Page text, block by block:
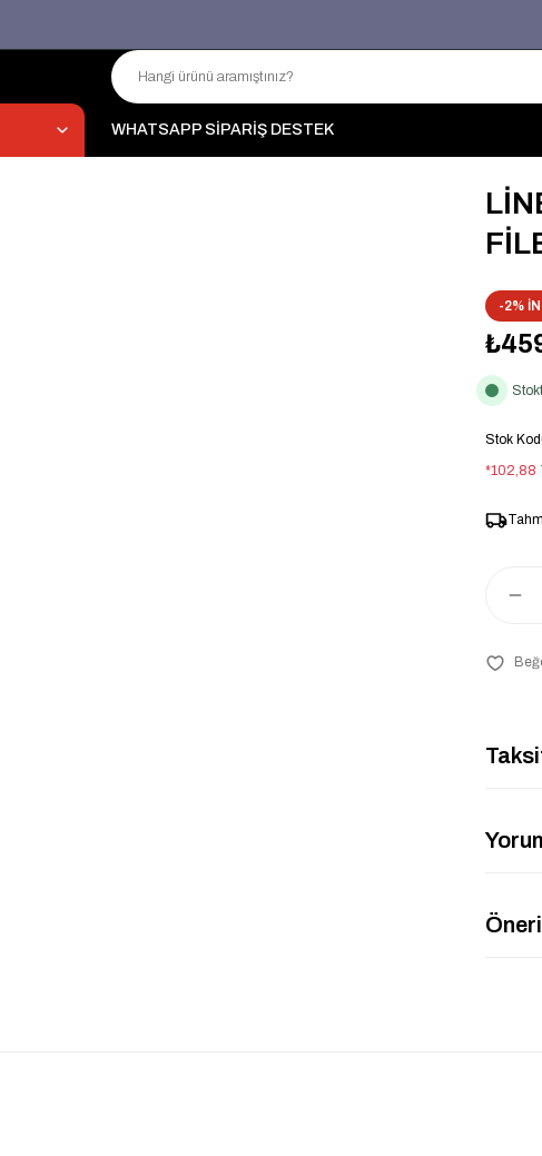
WHATSAPP SİPARİŞ DESTEK
-2%
Stok
*102,88